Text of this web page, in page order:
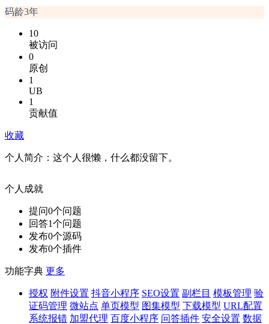
码龄3年
10
被访问
0
原创
1
UB
1
贡献值
收藏
个人简介： 这个人很懒，什么都没留下。
个人成就
提问0个问题
回答1个问题
发布0个源码
发布0个插件
功能字典 更多
授权 附件设置 抖音小程序 SEO设置 副栏目 模板管理 验
证码管理 微站点 单页模型 图集模型 下载模型 URL配置
系统报错 加盟代理 百度小程序 问答插件 安全设置 数据